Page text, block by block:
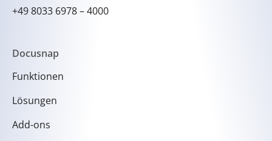
+49 8033 6978 – 4000
Docusnap
Funktionen
Lösungen
Add-ons